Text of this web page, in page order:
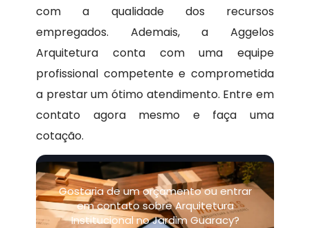
com a qualidade dos recursos
empregados. Ademais, a Aggelos
Arquitetura conta com uma equipe
profissional competente e comprometida
a prestar um ótimo atendimento. Entre em
contato agora mesmo e faça uma
cotação.
Gostaria de um orçamento ou entrar
em contato sobre Arquitetura
Institucional no Jardim Guaracy?